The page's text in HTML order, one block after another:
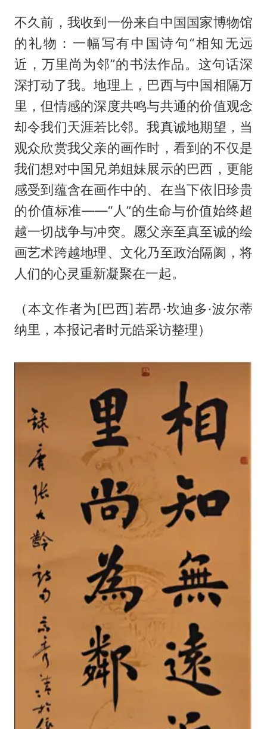
不久前，我收到一份来自中国国家博物馆
的礼物：一幅写有中国诗句“相知无远
近，万里尚为邻”的书法作品。这句话深
深打动了我。地理上，巴西与中国相隔万
里，但情感的深度共鸣与共通的价值观念
却令我们天涯若比邻。我真诚地期望，当
观众欣赏我父亲的画作时，看到的不仅是
我们想对中国兄弟姐妹展示的巴西，更能
感受到蕴含在画作中的、在当下依旧珍贵
的价值标准——“人”的生命与价值始终超
越一切战争与冲突。愿父亲至真至诚的绘
画艺术跨越地理、文化乃至政治隔阂，将
人们的心灵重新凝聚在一起。
（本文作者为[巴西]若昂·坎迪多·波尔蒂
纳里，本报记者时元皓采访整理）